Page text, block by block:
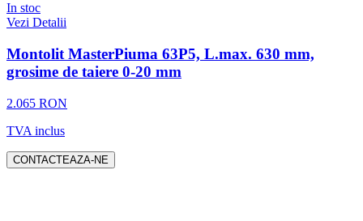
In stoc
Vezi Detalii
Montolit MasterPiuma 63P5, L.max. 630 mm,
grosime de taiere 0-20 mm
2.065 RON
TVA inclus
CONTACTEAZA-NE